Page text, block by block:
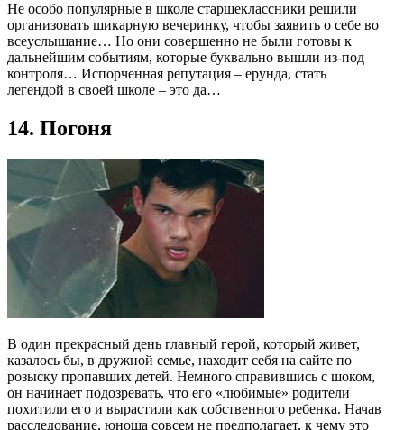
Не особо популярные в школе старшеклассники решили
организовать шикарную вечеринку, чтобы заявить о себе во
всеуслышание… Но они совершенно не были готовы к
дальнейшим событиям, которые буквально вышли из-под
контроля… Испорченная репутация – ерунда, стать
легендой в своей школе – это да…
14. Погоня
В один прекрасный день главный герой, который живет,
казалось бы, в дружной семье, находит себя на сайте по
розыску пропавших детей. Немного справившись с шоком,
он начинает подозревать, что его «любимые» родители
похитили его и вырастили как собственного ребенка. Начав
расследование, юноша совсем не предполагает, к чему это